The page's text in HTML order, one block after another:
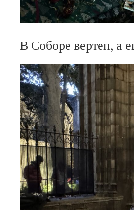
В Соборе вертеп, а